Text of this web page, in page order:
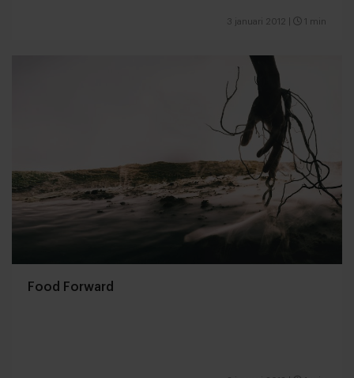
3 januari 2012 1 min
Food Forward